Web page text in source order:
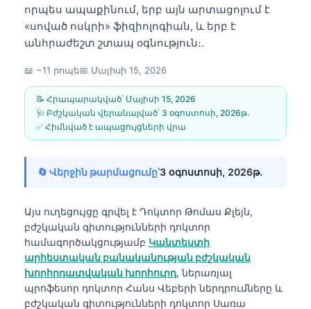
որպես ապաքինում, երբ այն արտացոլում է
«սոված ոսկրի» ֆիզիոլոգիան, և երբ է
անհրաժեշտ շտապ օգնություն։.
📖 ~11 րոպե📅 Մայիսի 15, 2026
📝 Հրապարակված՝ Մայիսի 15, 2026
🩺 Բժշկական վերանայված՝ 3 օգոստոսի, 2026թ․
✅ Հիմնված է ապացույցների վրա
🔄 Վերջին թարմացումը՝3 օգոստոսի, 2026թ․
Այս ուղեցույցը գրվել է Դոկտոր Թոմաս Քլեյն,
բժշկական գիտությունների դոկտոր
համագործակցությամբ Կանտեստի
արհեստական բանականության բժշկական
խորհրդատվական խորհուրդ, ներառյալ
պրոֆեսոր դոկտոր Հանս Վեբերի ներդրումները և
բժշկական գիտությունների դոկտոր Սառա